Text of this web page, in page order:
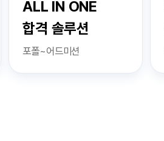
ALL IN ONE
합격 솔루션
포폴~어드미션